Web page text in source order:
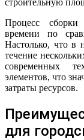
Процесс
времени по
Настолько, что в
течение
современных
элементов, что
затраты ресурсов.
для